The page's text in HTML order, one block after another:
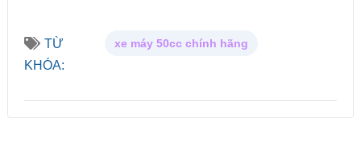
TỪ
KHÓA:
xe máy 50cc chính hãng